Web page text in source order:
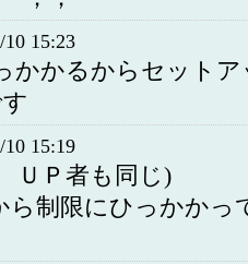
10 15:23
かかるからセットア
10 15:19
ＵＰ者も同じ)
ら制限にひっかかっ